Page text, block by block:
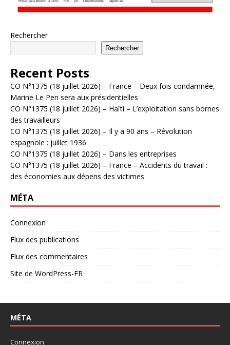
Rechercher
Rechercher
Recent Posts
CO N°1375 (18 juillet 2026) – France – Deux fois condamnée,
Marine Le Pen sera aux présidentielles
CO N°1375 (18 juillet 2026) – Haïti – L’exploitation sans bornes
des travailleurs
CO N°1375 (18 juillet 2026) – Il y a 90 ans – Révolution
espagnole : juillet 1936
CO N°1375 (18 juillet 2026) – Dans les entreprises
CO N°1375 (18 juillet 2026) – France – Accidents du travail :
des économies aux dépens des victimes
MÉTA
Connexion
Flux des publications
Flux des commentaires
Site de WordPress-FR
MÉTA
Connexion